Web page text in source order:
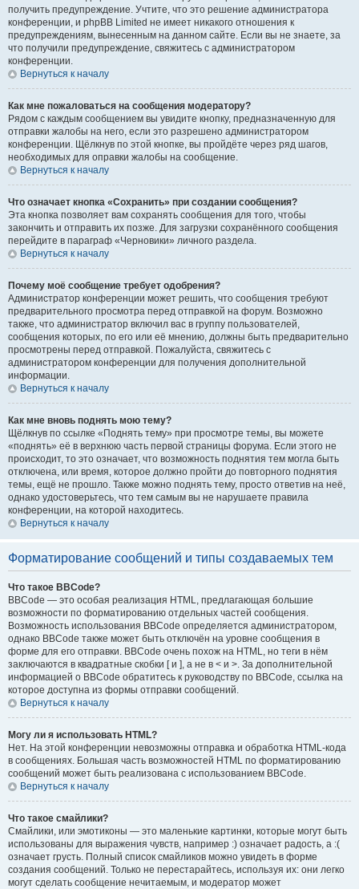
получить предупреждение. Учтите, что это решение администратора
конференции, и phpBB Limited не имеет никакого отношения к
предупреждениям, вынесенным на данном сайте. Если вы не знаете, за
что получили предупреждение, свяжитесь с администратором
конференции.
Вернуться к началу
Как мне пожаловаться на сообщения модератору?
Рядом с каждым сообщением вы увидите кнопку, предназначенную для
отправки жалобы на него, если это разрешено администратором
конференции. Щёлкнув по этой кнопке, вы пройдёте через ряд шагов,
необходимых для оправки жалобы на сообщение.
Вернуться к началу
Что означает кнопка «Сохранить» при создании сообщения?
Эта кнопка позволяет вам сохранять сообщения для того, чтобы
закончить и отправить их позже. Для загрузки сохранённого сообщения
перейдите в параграф «Черновики» личного раздела.
Вернуться к началу
Почему моё сообщение требует одобрения?
Администратор конференции может решить, что сообщения требуют
предварительного просмотра перед отправкой на форум. Возможно
также, что администратор включил вас в группу пользователей,
сообщения которых, по его или её мнению, должны быть предварительно
просмотрены перед отправкой. Пожалуйста, свяжитесь с
администратором конференции для получения дополнительной
информации.
Вернуться к началу
Как мне вновь поднять мою тему?
Щёлкнув по ссылке «Поднять тему» при просмотре темы, вы можете
«поднять» её в верхнюю часть первой страницы форума. Если этого не
происходит, то это означает, что возможность поднятия тем могла быть
отключена, или время, которое должно пройти до повторного поднятия
темы, ещё не прошло. Также можно поднять тему, просто ответив на неё,
однако удостоверьтесь, что тем самым вы не нарушаете правила
конференции, на которой находитесь.
Вернуться к началу
Форматирование сообщений и типы создаваемых тем
Что такое BBCode?
BBCode — это особая реализация HTML, предлагающая большие
возможности по форматированию отдельных частей сообщения.
Возможность использования BBCode определяется администратором,
однако BBCode также может быть отключён на уровне сообщения в
форме для его отправки. BBCode очень похож на HTML, но теги в нём
заключаются в квадратные скобки [ и ], а не в < и >. За дополнительной
информацией о BBCode обратитесь к руководству по BBCode, ссылка на
которое доступна из формы отправки сообщений.
Вернуться к началу
Могу ли я использовать HTML?
Нет. На этой конференции невозможны отправка и обработка HTML-кода
в сообщениях. Большая часть возможностей HTML по форматированию
сообщений может быть реализована с использованием BBCode.
Вернуться к началу
Что такое смайлики?
Смайлики, или эмотиконы — это маленькие картинки, которые могут быть
использованы для выражения чувств, например :) означает радость, а :(
означает грусть. Полный список смайликов можно увидеть в форме
создания сообщений. Только не перестарайтесь, используя их: они легко
могут сделать сообщение нечитаемым, и модератор может